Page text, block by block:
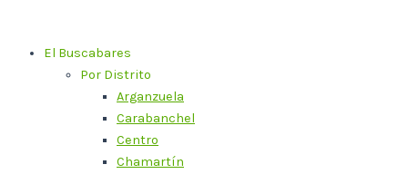
contenidoEl Buscabares
Por Distrito
Arganzuela
Carabanchel
Centro
Chamartín